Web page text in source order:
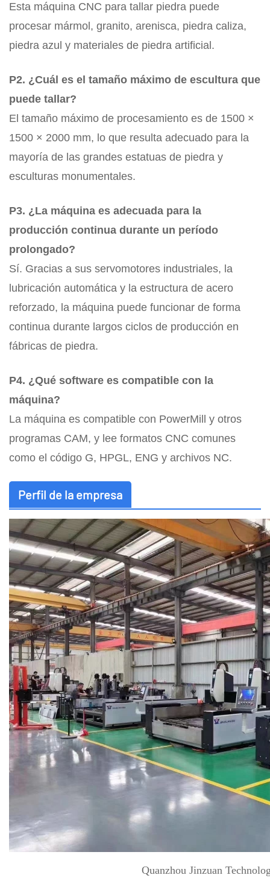
Esta máquina CNC para tallar piedra puede
procesar mármol, granito, arenisca, piedra caliza,
piedra azul y materiales de piedra artificial.
P2. ¿Cuál es el tamaño máximo de escultura que
puede tallar?
El tamaño máximo de procesamiento es de 1500 ×
1500 × 2000 mm, lo que resulta adecuado para la
mayoría de las grandes estatuas de piedra y
esculturas monumentales.
P3. ¿La máquina es adecuada para la
producción continua durante un período
prolongado?
Sí. Gracias a sus servomotores industriales, la
lubricación automática y la estructura de acero
reforzado, la máquina puede funcionar de forma
continua durante largos ciclos de producción en
fábricas de piedra.
P4. ¿Qué software es compatible con la
máquina?
La máquina es compatible con PowerMill y otros
programas CAM, y lee formatos CNC comunes
como el código G, HPGL, ENG y archivos NC.
Perfil de la empresa
Quanzhou Jinzuan